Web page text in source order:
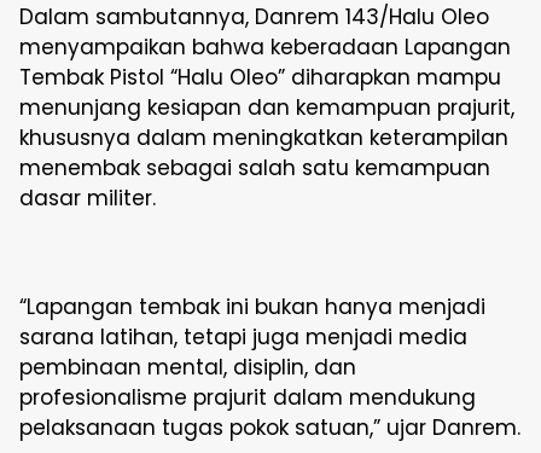
Dalam sambutannya, Danrem 143/Halu Oleo
menyampaikan bahwa keberadaan Lapangan
Tembak Pistol “Halu Oleo” diharapkan mampu
menunjang kesiapan dan kemampuan prajurit,
khususnya dalam meningkatkan keterampilan
menembak sebagai salah satu kemampuan
dasar militer.
“Lapangan tembak ini bukan hanya menjadi
sarana latihan, tetapi juga menjadi media
pembinaan mental, disiplin, dan
profesionalisme prajurit dalam mendukung
pelaksanaan tugas pokok satuan,” ujar Danrem.